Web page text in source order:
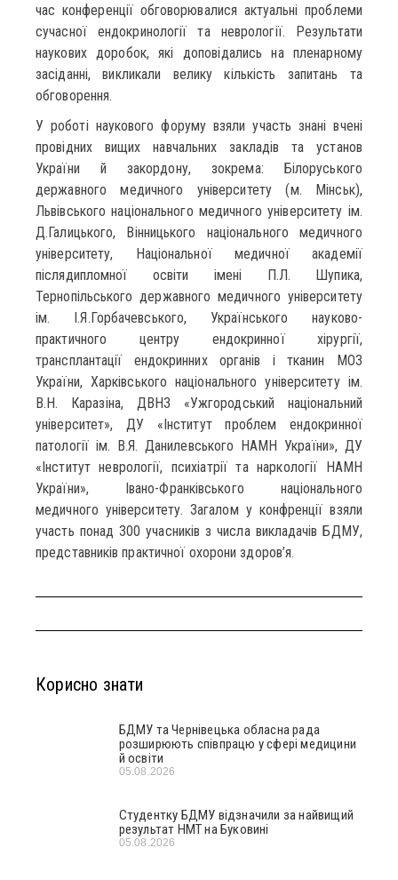
час конференції обговорювалися актуальні проблеми
сучасної ендокринології та неврології. Результати
наукових доробок, які доповідались на пленарному
засіданні, викликали велику кількість запитань та
обговорення.
У роботі наукового форуму взяли участь знані вчені
провідних вищих навчальних закладів та установ
України й закордону, зокрема: Білоруського
державного медичного університету (м. Мінськ),
Львівського національного медичного університету ім.
Д.Галицького, Вінницького національного медичного
університету, Національної медичної академії
післядипломної освіти імені П.Л. Шупика,
Тернопільського державного медичного університету
ім. І.Я.Горбачевського, Українського науково-
практичного центру ендокринної хірургії,
трансплантації ендокринних органів і тканин МОЗ
України, Харківського національного університету ім.
В.Н. Каразіна, ДВНЗ «Ужгородський національний
університет», ДУ «Інститут проблем ендокринної
патології ім. В.Я. Данилевського НАМН України», ДУ
«Інститут неврології, психіатрії та наркології НАМН
України», Івано-Франківського національного
медичного університету. Загалом у конфренції взяли
участь понад 300 учасників з числа викладачів БДМУ,
представників практичної охорони здоров’я.
Корисно знати
БДМУ та Чернівецька обласна рада
розширюють співпрацю у сфері медицини
й освіти
05.08.2026
Студентку БДМУ відзначили за найвищий
результат НМТ на Буковині
05.08.2026